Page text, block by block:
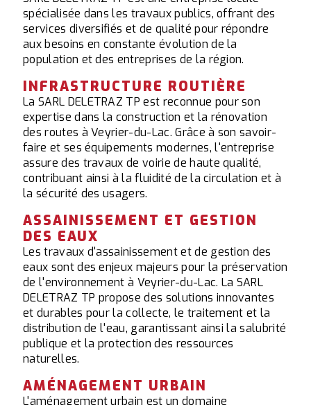
spécialisée dans les travaux publics, offrant des
services diversifiés et de qualité pour répondre
aux besoins en constante évolution de la
population et des entreprises de la région.
INFRASTRUCTURE ROUTIÈRE
La SARL DELETRAZ TP est reconnue pour son
expertise dans la construction et la rénovation
des routes à Veyrier-du-Lac. Grâce à son savoir-
faire et ses équipements modernes, l'entreprise
assure des travaux de voirie de haute qualité,
contribuant ainsi à la fluidité de la circulation et à
la sécurité des usagers.
ASSAINISSEMENT ET GESTION
DES EAUX
Les travaux d'assainissement et de gestion des
eaux sont des enjeux majeurs pour la préservation
de l'environnement à Veyrier-du-Lac. La SARL
DELETRAZ TP propose des solutions innovantes
et durables pour la collecte, le traitement et la
distribution de l'eau, garantissant ainsi la salubrité
publique et la protection des ressources
naturelles.
AMÉNAGEMENT URBAIN
L'aménagement urbain est un domaine